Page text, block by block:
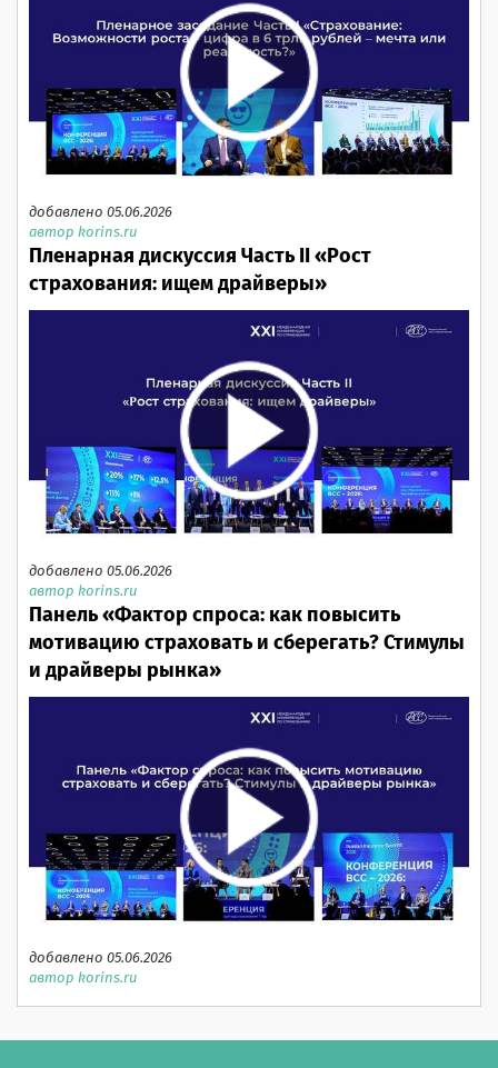
добавлено 05.06.2026
автор korins.ru
Пленарная дискуссия Часть II «Рост
страхования: ищем драйверы»
добавлено 05.06.2026
автор korins.ru
Панель «Фактор спроса: как повысить
мотивацию страховать и сберегать? Стимулы
и драйверы рынка»
добавлено 05.06.2026
автор korins.ru